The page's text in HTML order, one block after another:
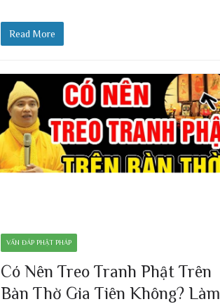
Read More
VẤN ĐÁP PHẬT PHÁP
Có Nên Treo Tranh Phật Trên
Bàn Thờ Gia Tiên Không? Làm